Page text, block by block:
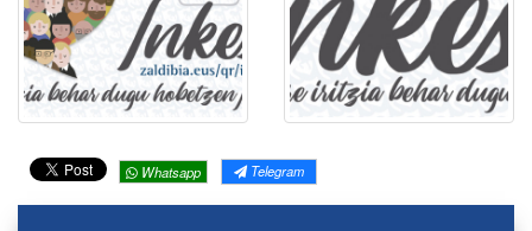
Whatsapp Telegram